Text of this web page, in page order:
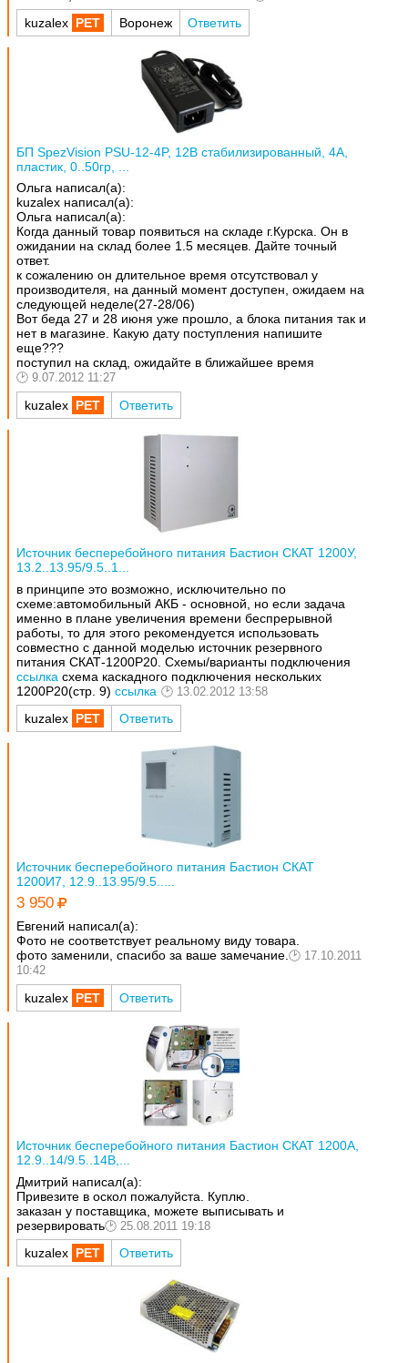
kuzalex Воронеж Ответить
БП SpezVision PSU-12-4P, 12В стабилизированный, 4А,
пластик, 0..50гр, ...
Ольга написал(а):
kuzalex написал(а):
Ольга написал(а):
Когда данный товар появиться на складе г.Курска. Он в
ожидании на склад более 1.5 месяцев. Дайте точный
ответ.
к сожалению он длительное время отсутствовал у
производителя, на данный момент доступен, ожидаем на
следующей неделе(27-28/06)
Вот беда 27 и 28 июня уже прошло, а блока питания так и
нет в магазине. Какую дату поступления напишите
еще???
поступил на склад, ожидайте в ближайшее время
9.07.2012 11:27
kuzalex Ответить
Источник бесперебойного питания Бастион СКАТ 1200У,
13.2..13.95/9.5..1...
в принципе это возможно, исключительно по
схеме:автомобильный АКБ - основной, но если задача
именно в плане увеличения времени беспрерывной
работы, то для этого рекомендуется использовать
совместно с данной моделью источник резервного
питания СКАТ-1200Р20. Схемы/варианты подключения
ссылка схема каскадного подключения нескольких
1200Р20(стр. 9) ссылка 13.02.2012 13:58
kuzalex Ответить
Источник бесперебойного питания Бастион СКАТ
1200И7, 12.9..13.95/9.5.....
3 950
Евгений написал(а):
Фото не соответствует реальному виду товара.
фото заменили, спасибо за ваше замечание.
17.10.2011
10:42
kuzalex Ответить
Источник бесперебойного питания Бастион СКАТ 1200A,
12.9..14/9.5..14В,...
Дмитрий написал(а):
Привезите в оскол пожалуйста. Куплю.
заказан у поставщика, можете выписывать и
резервировать
25.08.2011 19:18
kuzalex Ответить